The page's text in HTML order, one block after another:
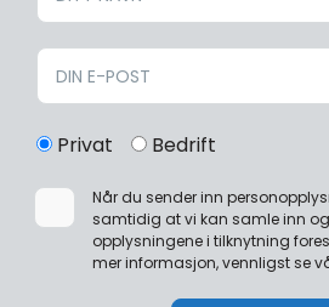
Privat Bedrift
Når du sender inn
samtidig at vi kan samle inn
opplysningene i tilknytning
mer informasjon, vennligst se